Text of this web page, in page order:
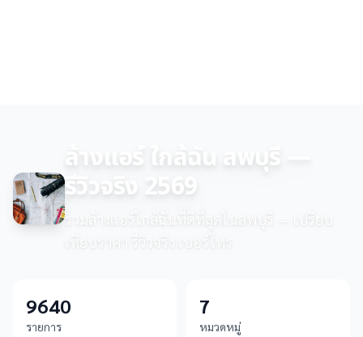
ล้างแอร์ ใกล้ฉัน ลพบุรี —
รีวิวจริง 2569
รวมล้างแอร์ใกล้ฉันที่ดีที่สุดในลพบุรี — เปรียบ
เทียบราคา รีวิวจริง เบอร์โทร
9640
รายการ
7
หมวดหมู่